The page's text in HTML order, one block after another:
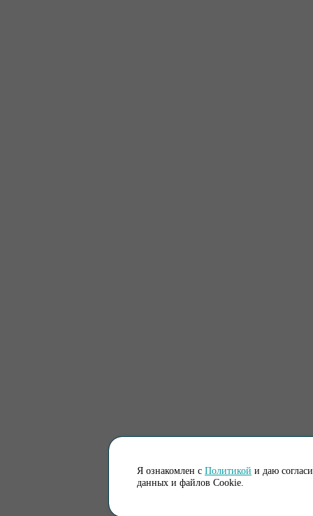
Я ознакомлен с Политикой и даю
данных и файлов Cookie.